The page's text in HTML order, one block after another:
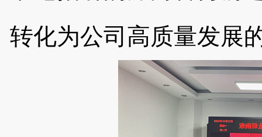
转化为公司高质量发展